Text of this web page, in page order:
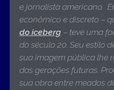
e jornalista americano.
econômico e discreto –
do iceberg – teve uma
do século 20. Seu estilo
sua imagem pública lhe
das gerações futuras.
sua obra entre meados